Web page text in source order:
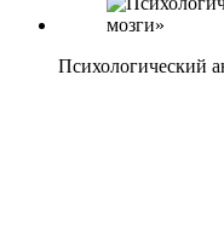
Психологический